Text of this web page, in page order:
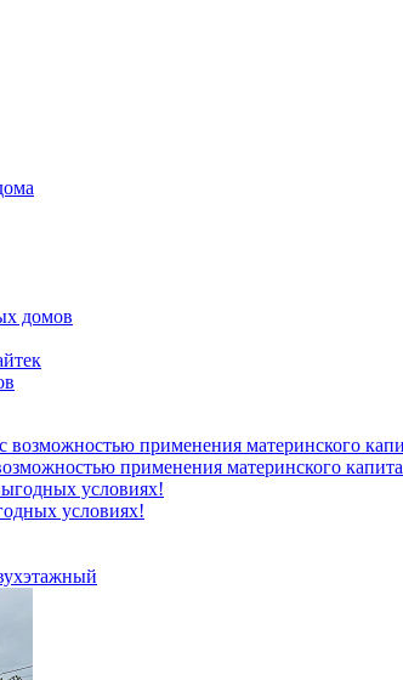
домов
применения материнского
условиях!